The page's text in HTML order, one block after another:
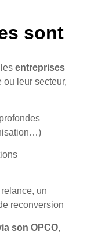
sont
entreprises
ou leur secteur,
un
reconversion
son OPCO,